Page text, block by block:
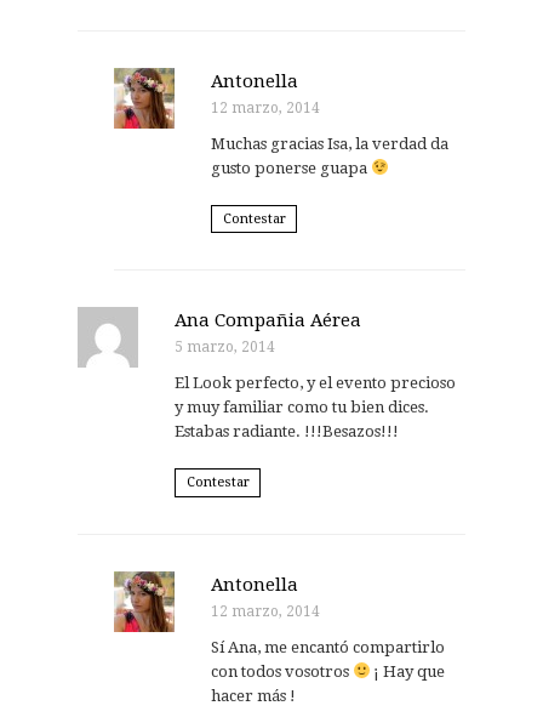
Antonella
12 marzo, 2014
Muchas gracias Isa, la verdad da
gusto ponerse guapa
Contestar
Ana Compañia Aérea
5 marzo, 2014
El Look perfecto, y el evento precioso
y muy familiar como tu bien dices.
Estabas radiante. !!!Besazos!!!
Contestar
Antonella
12 marzo, 2014
Sí Ana, me encantó compartirlo
con todos vosotros
¡ Hay que
hacer más !